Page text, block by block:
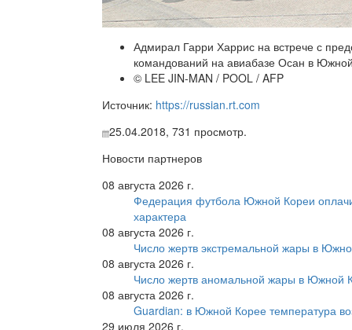
Адмирал Гарри Харрис на встрече с
командований на авиабазе Осан в
© LEE JIN-MAN / POOL / AFP
Источник: https://russian.rt.com
25.04.2018, 731 просмотр.
Новости партнеров
08 августа 2026 г.
Федерация футбола Южной Кореи
характера
08 августа 2026 г.
Число жертв экстремальной жары в
08 августа 2026 г.
Число жертв аномальной жары в Южной
08 августа 2026 г.
Guardian: в Южной Корее температура
29 июля 2026 г.